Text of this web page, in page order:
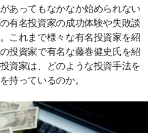
あってもなかなか始められない
有名投資家の成功体験や失敗談
これまで様々な有名投資家を紹
投資家で有名な藤巻健史氏を紹
資家は、どのような投資手法を
持っているのか。